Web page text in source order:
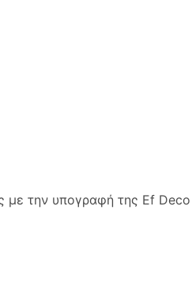
με την υπογραφή της Ef Deco